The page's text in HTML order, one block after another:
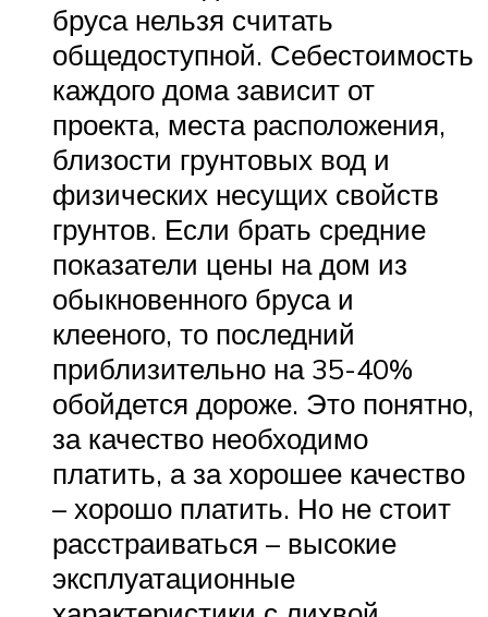
бруса нельзя считать
общедоступной. Себестоимость
каждого дома зависит от
проекта, места расположения,
близости грунтовых вод и
физических несущих свойств
грунтов. Если брать средние
показатели цены на дом из
обыкновенного бруса и
клееного, то последний
приблизительно на 35-40%
обойдется дороже. Это понятно,
за качество необходимо
платить, а за хорошее качество
– хорошо платить. Но не стоит
расстраиваться – высокие
эксплуатационные